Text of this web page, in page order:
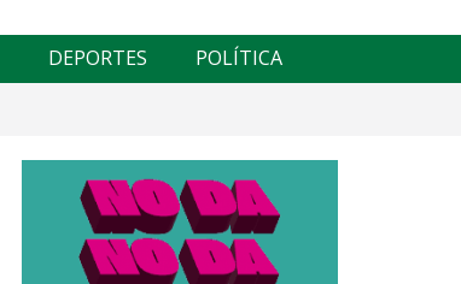
DEPORTES POLÍTICA